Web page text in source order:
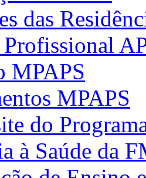
das
MPAPS
MPAPS
do
à Saúde da